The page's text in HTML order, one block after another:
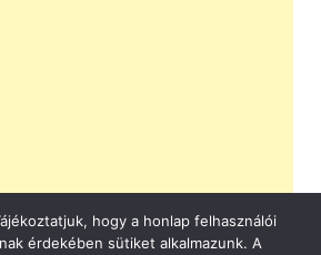
hogy a honlap felhasználói
érdekében sütiket alkalmazunk. A